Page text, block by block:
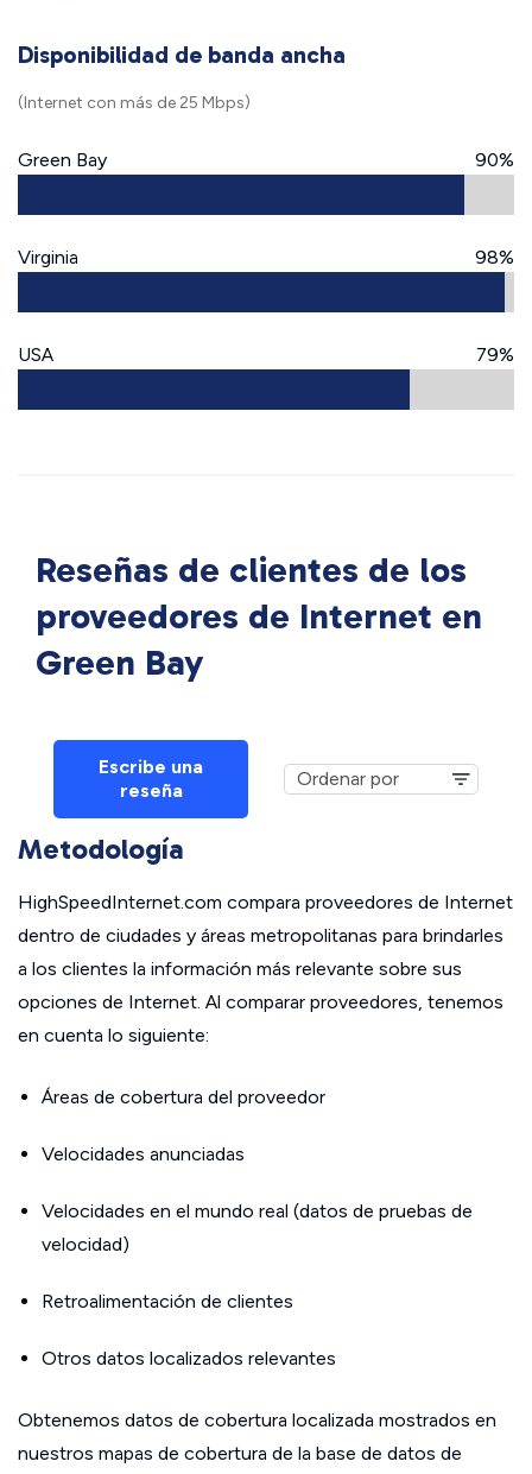
Disponibilidad de banda ancha
(Internet con más de 25 Mbps)
Green Bay 90%
Virginia 98%
USA 79%
Reseñas de clientes de los
proveedores de Internet en
Green Bay
Escribe una
reseña
Metodología
HighSpeedInternet.com compara proveedores de Internet
dentro de ciudades y áreas metropolitanas para brindarles
a los clientes la información más relevante sobre sus
opciones de Internet. Al comparar proveedores, tenemos
en cuenta lo siguiente:
Áreas de cobertura del proveedor
Velocidades anunciadas
Velocidades en el mundo real (datos de pruebas de
velocidad)
Retroalimentación de clientes
Otros datos localizados relevantes
Obtenemos datos de cobertura localizada mostrados en
nuestros mapas de cobertura de la base de datos de